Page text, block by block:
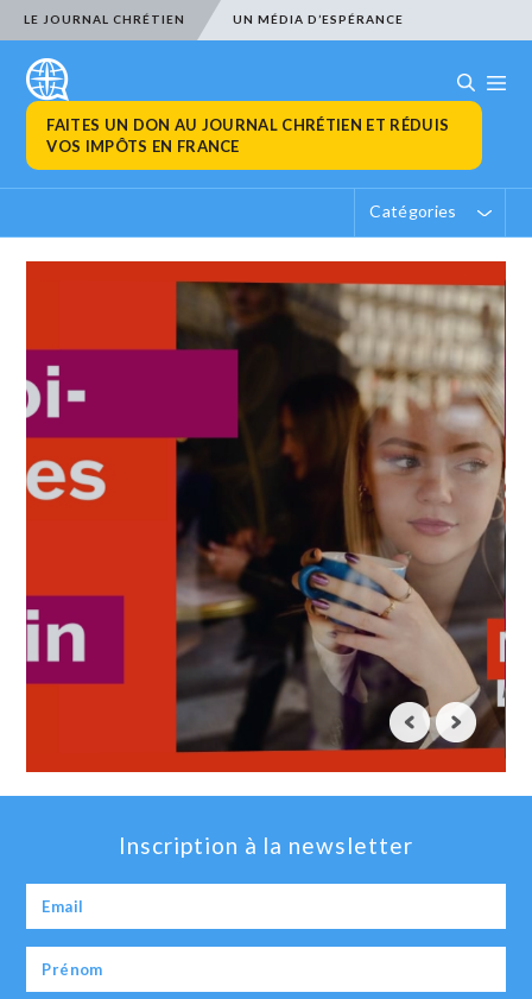
LE JOURNAL CHRÉTIEN UN MÉDIA D’ESPÉRANCE
FAITES UN DON AU JOURNAL CHRÉTIEN ET RÉDUIS
VOS IMPÔTS EN FRANCE
Catégories
Inscription à la newsletter